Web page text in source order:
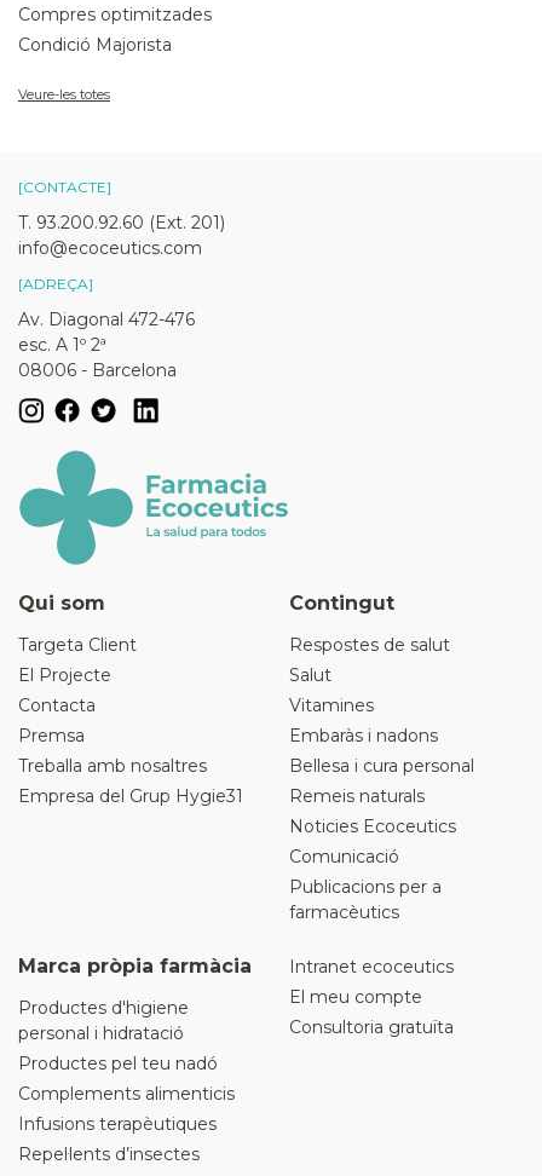
Compres optimitzades
Condició Majorista
Veure-les totes
[CONTACTE]
T. 93.200.92.60 (Ext. 201)
info@ecoceutics.com
[ADREÇA]
Av. Diagonal 472-476
esc. A 1º 2ª
08006 - Barcelona
Qui som
Targeta Client
El Projecte
Contacta
Premsa
Treballa amb nosaltres
Empresa del Grup Hygie31
Contingut
Respostes de salut
Salut
Vitamines
Embaràs i nadons
Bellesa i cura personal
Remeis naturals
Noticies Ecoceutics
Comunicació
Publicacions per a
farmacèutics
Marca pròpia farmàcia
Productes d'higiene
personal i hidratació
Productes pel teu nadó
Complements alimenticis
Infusions terapèutiques
Repel·lents d’insectes
Intranet ecoceutics
El meu compte
Consultoria gratuïta